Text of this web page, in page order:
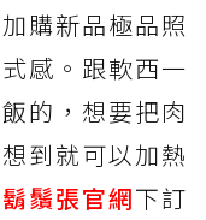
購新品極品照
感。跟軟西一
的，想要把肉
到就可以加熱
鬍鬚張官網下訂